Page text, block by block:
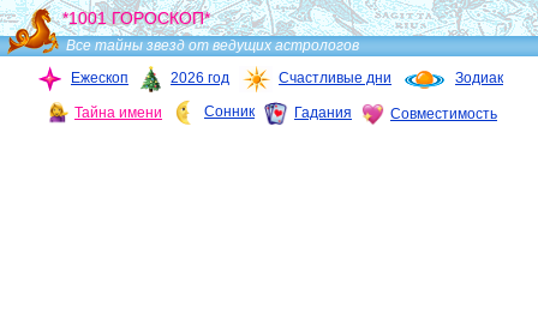
*1001 ГОРОСКОП*
Все тайны звезд от ведущих астрологов
Ежескоп
2026 год Счастливые дни Зодиак
Тайна имени Сонник Гадания Совместимость